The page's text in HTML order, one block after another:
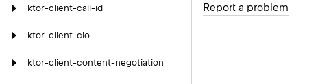
ktor-client-call-id
ktor-client-cio
ktor-client-content-negotiation
Report a problem